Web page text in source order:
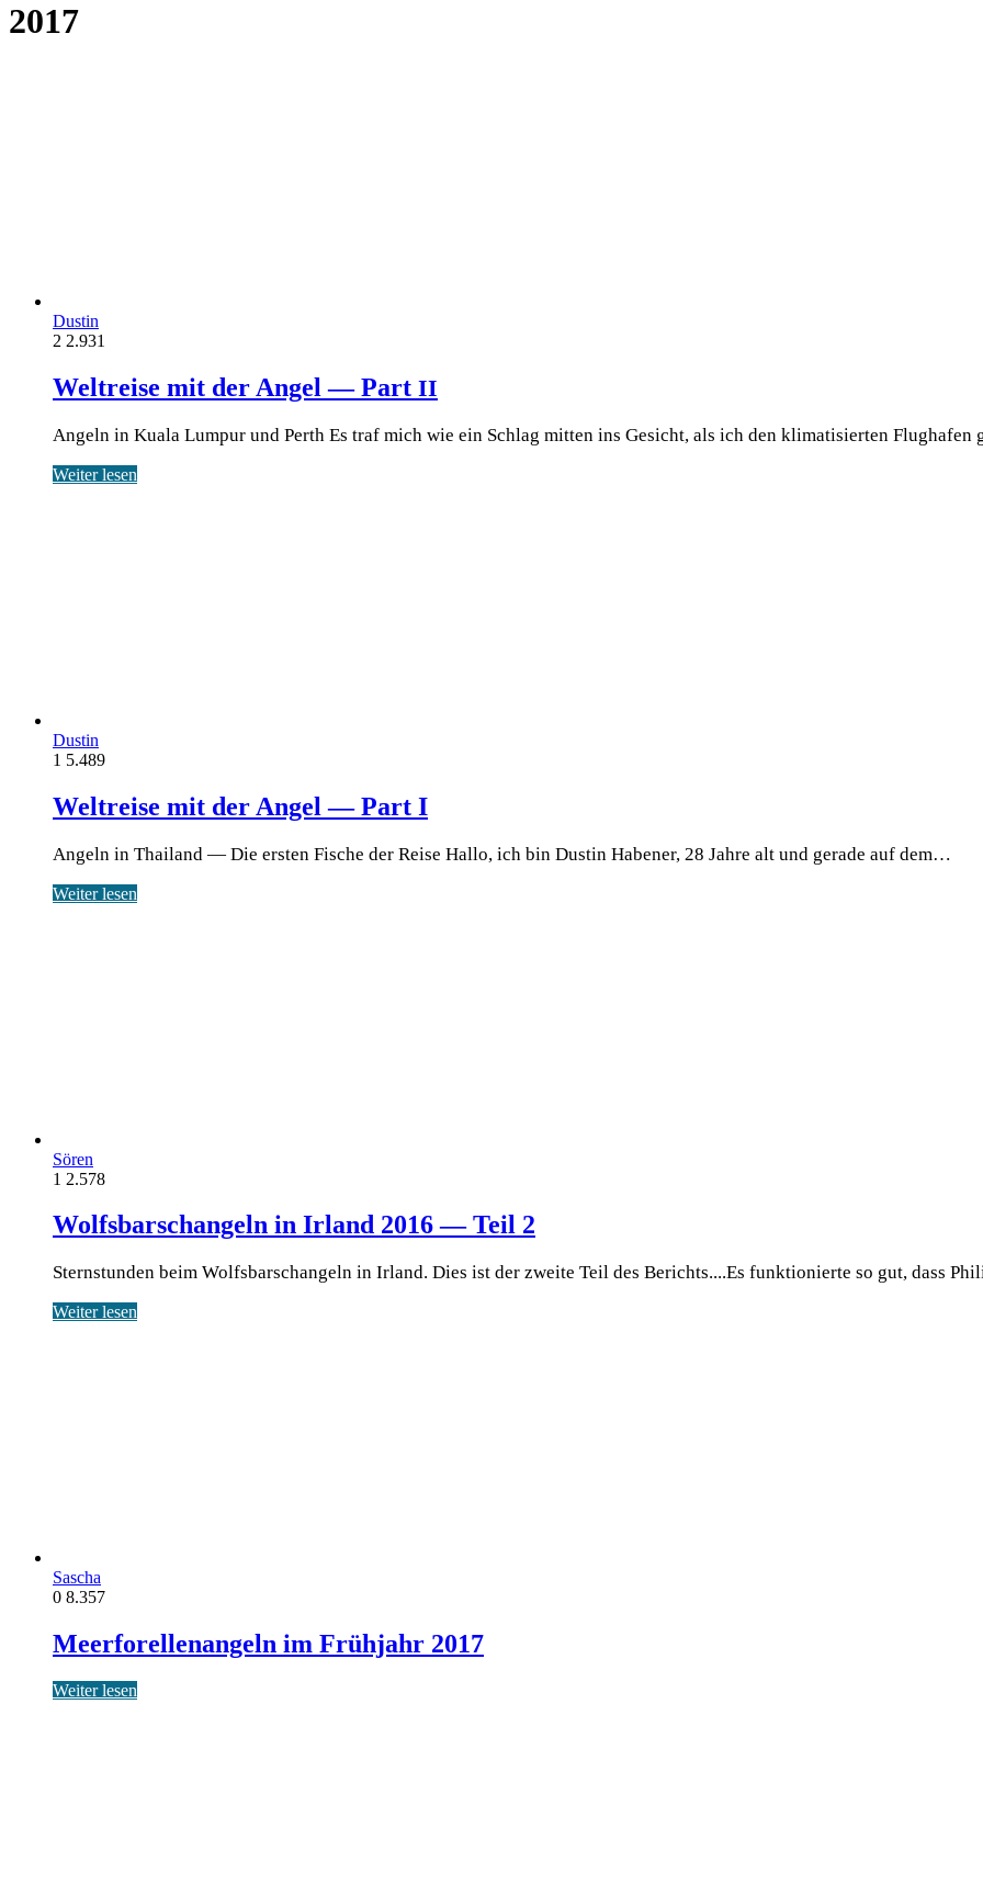
2017
Dustin
2 2.931
Weltreise mit der Angel — Part II
Angeln in Kuala Lumpur und Perth Es traf mich wie ein Schlag mit­ten ins Gesicht, als ich den kli­ma­ti­sier­ten Flug­ha­fen
Weiter lesen
Dustin
1 5.489
Weltreise mit der Angel — Part I
Angeln in Thailand — Die ersten Fische der Reise Hal­lo, ich bin Dus­tin Habe­ner, 28 Jah­re alt und gera­de auf dem…
Weiter lesen
Sören
1 2.578
Wolfsbarschangeln in Irland 2016 — Teil 2
Sternstunden beim Wolfsbarschangeln in Irland. Dies ist der zweite Teil des Berichts....Es funktionierte so gut, dass
Weiter lesen
Sascha
0 8.357
Meerforellenangeln im Frühjahr 2017
Weiter lesen